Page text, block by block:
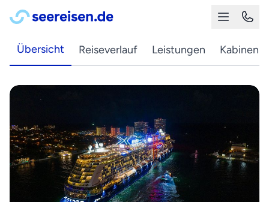
Übersicht Reiseverlauf Leistungen Kabinen